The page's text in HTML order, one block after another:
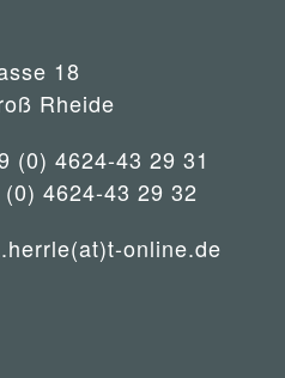
18
Rheide
(0) 4624-43 29 31
4624-43 29 32
online.de